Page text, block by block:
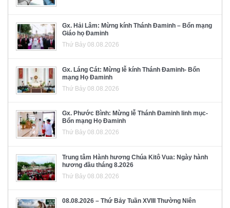
Gx. Hải Lâm: Mừng kính Thánh Đaminh – Bổn mạng
Giáo họ Đaminh
Thứ Bảy 08.08.2026
Gx. Láng Cát: Mừng lễ kính Thánh Đaminh- Bổn
mạng Họ Đaminh
Thứ Bảy 08.08.2026
Gx. Phước Bình: Mừng lễ Thánh Đaminh linh mục-
Bổn mạng Họ Đaminh
Thứ Bảy 08.08.2026
Trung tâm Hành hương Chúa Kitô Vua: Ngày hành
hương đầu tháng 8.2026
Thứ Bảy 08.08.2026
08.08.2026 – Thứ Bảy Tuần XVIII Thường Niên